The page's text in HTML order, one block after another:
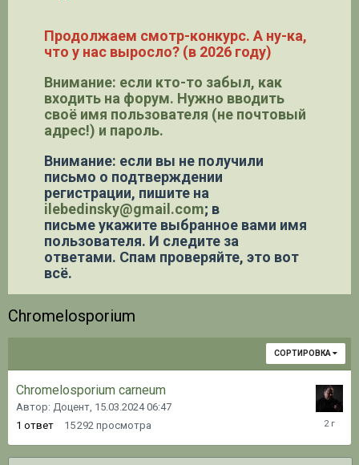
Продолжаем смотр-конкурс. А ну-ка,
что у нас выросло? (в 2026 году)
Внимание: если кто-то забыл, как
входить на форум. Нужно вводить
своё имя пользователя (не почтовый
адрес!) и пароль.
Внимание: если вы не получили
письмо о подтверждении
регистрации, пишите на
ilebedinsky@gmail.com; в
письме укажите выбранное вами имя
пользователя. И следите за
ответами. Спам проверяйте, это вот
всё.
Chromelosporium
СОРТИРОВКА
Chromelosporium carneum
Автор: Доцент, 15.03.2024 06:47
1 ответ 15 292 просмотра